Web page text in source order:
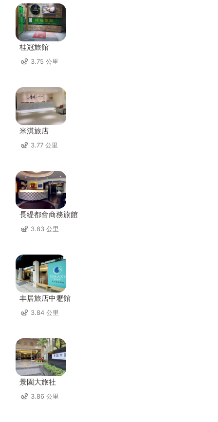
桂冠旅館
3.75 公里
米淇旅店
3.77 公里
長緹都會商務旅館
3.83 公里
丰居旅店中壢館
3.84 公里
景園大旅社
3.86 公里